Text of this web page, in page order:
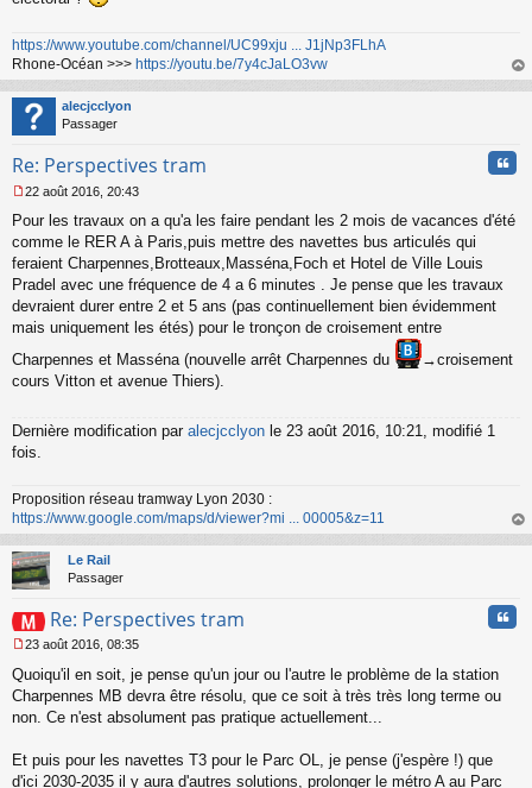
https://www.youtube.com/channel/UC99xju ... J1jNp3FLhA
Rhone-Océan >>> https://youtu.be/7y4cJaLO3vw
au
alecjcclyon
Passager
Re: Perspectives tram
e
s
s
g
e
n
n
l
22 août 2016, 20:43
Pour les travaux on a qu'a les faire pendant les 2 mois de vacances d'été
comme le RER A à Paris,puis mettre des navettes bus articulés qui
feraient Charpennes,Brotteaux,Masséna,Foch et Hotel de Ville Louis
Pradel avec une fréquence de 4 a 6 minutes . Je pense que les travaux
devraient durer entre 2 et 5 ans (pas continuellement bien évidemment
mais uniquement les étés) pour le tronçon de croisement entre
Charpennes et Masséna (nouvelle arrêt Charpennes du
→croisement
cours Vitton et avenue Thiers).
Dernière modification par alecjcclyon le 23 août 2016, 10:21, modifié 1
fois.
Proposition réseau tramway Lyon 2030 :
https://www.google.com/maps/d/viewer?mi ... 00005&z=11
au
Le Rail
Passager
Re: Perspectives tram
e
s
s
e
n
23 août 2016, 08:35
Quoiqu'il en soit, je pense qu'un jour ou l'autre le problème de la station
Charpennes MB devra être résolu, que ce soit à très très long terme ou
non. Ce n'est absolument pas pratique actuellement...
Et puis pour les navettes T3 pour le Parc OL, je pense (j'espère !) que
d'ici 2030-2035 il y aura d'autres solutions, prolonger le métro A au Parc